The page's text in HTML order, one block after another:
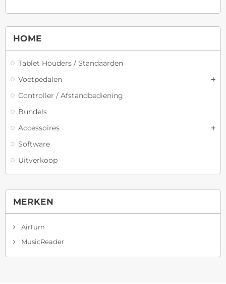
HOME
Tablet Houders / Standaarden
Voetpedalen
Controller / Afstandbediening
Bundels
Accessoires
Software
Uitverkoop
MERKEN
AirTurn
MusicReader